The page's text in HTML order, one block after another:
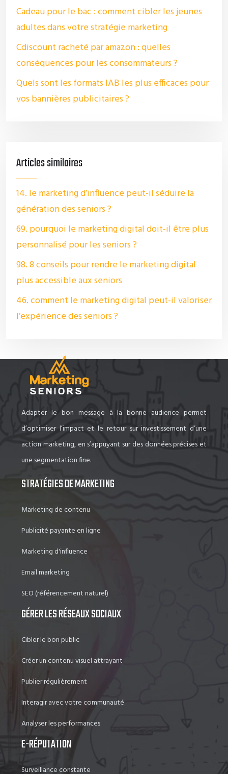
Cadeau pour le bac : comment cibler les jeunes
adultes dans votre stratégie marketing
Cdiscount racheté par amazon : quelles
conséquences pour les consommateurs ?
Quels sont les formats IAB les plus efficaces pour
vos bannières publicitaires ?
Articles similaires
14. le marketing d’influence peut-il séduire la
génération des seniors ?
69. pourquoi le marketing digital doit-il être plus
personnalisé pour les seniors ?
98. 8 conseils pour rendre le marketing digital
plus accessible aux seniors
46. comment le marketing digital peut-il valoriser
l’expérience des seniors ?
Adapter le bon message à la bonne audience permet
d’optimiser l’impact et le retour sur investissement d’une
action marketing, en s’appuyant sur des données précises et
une segmentation fine.
STRATÉGIES DE MARKETING
Marketing de contenu
Publicité payante en ligne
Marketing d'influence
Email marketing
SEO (référencement naturel)
GÉRER LES RÉSEAUX SOCIAUX
Cibler le bon public
Créer un contenu visuel attrayant
Publier régulièrement
Interagir avec votre communauté
Analyser les performances
E-RÉPUTATION
Surveillance constante